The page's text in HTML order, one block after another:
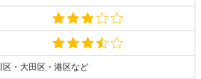
区・大田区・港区など